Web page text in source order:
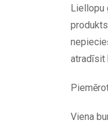
Liellopu
atradīsit
Viena